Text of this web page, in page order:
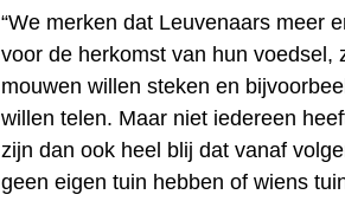
“We merken dat Leuvenaars meer
voor de herkomst van hun voedsel,
mouwen willen steken en
willen telen. Maar niet iedereen
zijn dan ook heel blij dat vanaf
geen eigen tuin hebben of wiens